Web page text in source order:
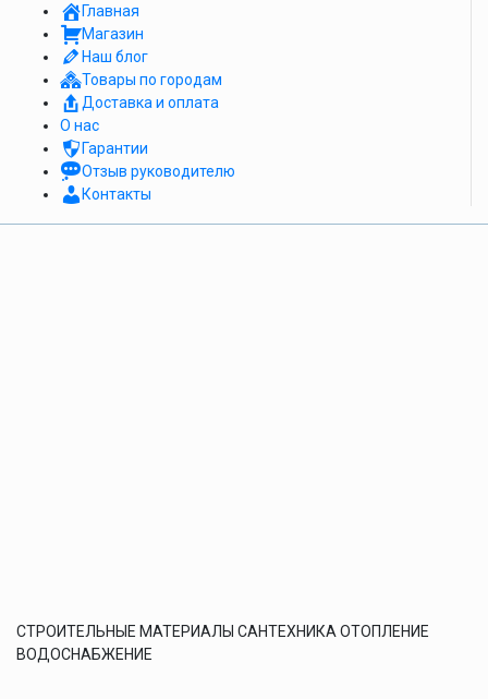
Главная
Магазин
Наш блог
Товары по городам
Доставка и оплата
О нас
Гарантии
Отзыв руководителю
Контакты
СТРОИТЕЛЬНЫЕ МАТЕРИАЛЫ САНТЕХНИКА ОТОПЛЕНИЕ
ВОДОСНАБЖЕНИЕ